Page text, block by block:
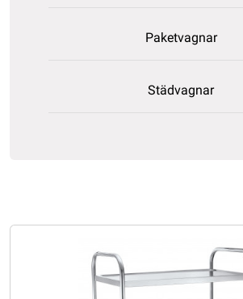
Paketvagnar
Städvagnar